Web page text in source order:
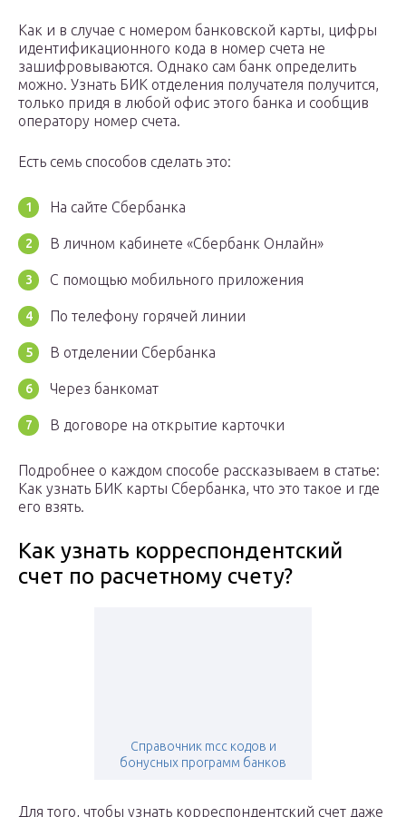
Как и в случае с номером банковской карты, цифры
идентификационного кода в номер счета не
зашифровываются. Однако сам банк определить
можно. Узнать БИК отделения получателя получится,
только придя в любой офис этого банка и сообщив
оператору номер счета.
Есть семь способов сделать это:
На сайте Сбербанка
В личном кабинете «Сбербанк Онлайн»
С помощью мобильного приложения
По телефону горячей линии
В отделении Сбербанка
Через банкомат
В договоре на открытие карточки
Подробнее о каждом способе рассказываем в статье:
Как узнать БИК карты Сбербанка, что это такое и где
его взять.
Как узнать корреспондентский
счет по расчетному счету?
Справочник mcc кодов и
бонусных программ банков
Для того, чтобы узнать корреспондентский счет даже